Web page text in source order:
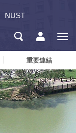
NUST
重要連結